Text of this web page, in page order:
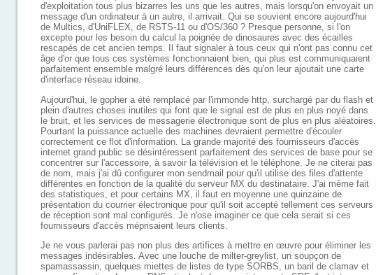
d'exploitation tous plus bizarres les uns que les autres, mais lorsqu'on envoyait un
message d'un ordinateur à un autre, il arrivait. Qui se souvient encore aujourd'hui
de Multics, d'UniFLEX, de RSTS-11 ou d'OS/360 ? Presque personne, si l'on
excepte pour les besoin du calcul la poignée de dinosaures avec des écailles
rescapés de cet ancien temps. Il faut signaler à tous ceux qui n'ont pas connu cet
âge d'or que tous ces systèmes fonctionnaient bien, qui plus est communiquaient
parfaitement ensemble malgré leurs différences dès qu'on leur ajoutait une carte
d'interface réseau idoine.
Aujourd'hui, le gopher a été remplacé par l'immonde http, surchargé par du flash et
plein d'autres choses inutiles qui font que le signal est de plus en plus noyé dans
le bruit, et les services de messagerie électronique sont de plus en plus aléatoires.
Pourtant la puissance actuelle des machines devraient permettre d'écouler
correctement ce flot d'information. La grande majorité des fournisseurs d'accès
internet grand public se désintéressent parfaitement des services de base pour se
concentrer sur l'accessoire, à savoir la télévision et le téléphone. Je ne citerai pas
de nom, mais j'ai dû configurer mon sendmail pour qu'il utilise des files d'attente
différentes en fonction de la qualité du serveur MX du destinataire. J'ai même fait
des statistiques, et pour certains MX, il faut en moyenne une quinzaine de
présentation du courrier électronique pour qu'il soit accepté tellement ces serveurs
de réception sont mal configurés. Je n'ose imaginer ce que cela serait si ces
fournisseurs d'accès méprisaient leurs clients.
Je ne vous parlerai pas non plus des artifices à mettre en œuvre pour éliminer les
messages indésirables. Avec une louche de milter-greylist, un soupçon de
spamassassin, quelques miettes de listes de type SORBS, un baril de clamav et